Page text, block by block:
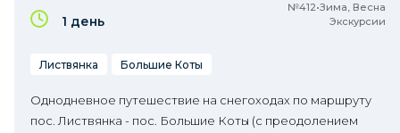
№412•Зима, Весна
Экскурсии
1 день
Листвянка Большие Коты
Однодневное путешествие на снегоходах по маршруту
пос. Листвянка - пос. Большие Коты (с преодолением